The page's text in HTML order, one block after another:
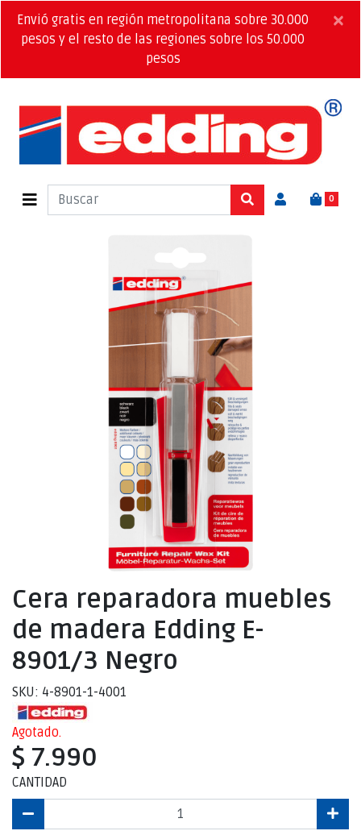
Envió gratis en región metropolitana sobre 30.000
pesos y el resto de las regiones sobre los 50.000
pesos
×
0
Cera reparadora muebles
de madera Edding E-
8901/3 Negro
SKU: 4-8901-1-4001
Agotado.
$ 7.990
CANTIDAD